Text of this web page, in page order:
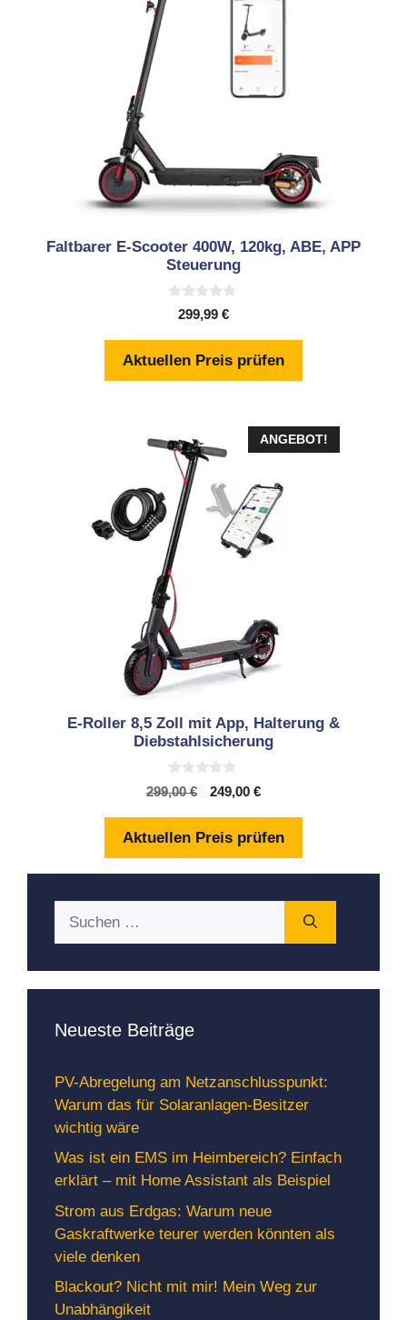
Faltbarer E-Scooter 400W, 120kg, ABE, APP
Steuerung
5
299,99 €
Aktuellen Preis prüfen
ANGEBOT!
E-Roller 8,5 Zoll mit App, Halterung &
Diebstahlsicherung
0
v
5
299,00€
Ursprünglicher
war:
299,00 €
249,00 €Aktueller
ist:
Aktuellen Preis prüfen
Neueste Beiträge
PV-Abregelung am Netzanschlusspunkt:
Warum das für Solaranlagen-Besitzer
wichtig wäre
Was ist ein EMS im Heimbereich? Einfach
erklärt – mit Home Assistant als Beispiel
Strom aus Erdgas: Warum neue
Gaskraftwerke teurer werden könnten als
viele denken
Blackout? Nicht mit mir! Mein Weg zur
Unabhängikeit